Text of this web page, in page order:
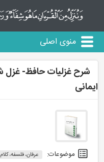
منوی اصلی
ایمانی
موضوعات: عرفان، فلسفه، کلام